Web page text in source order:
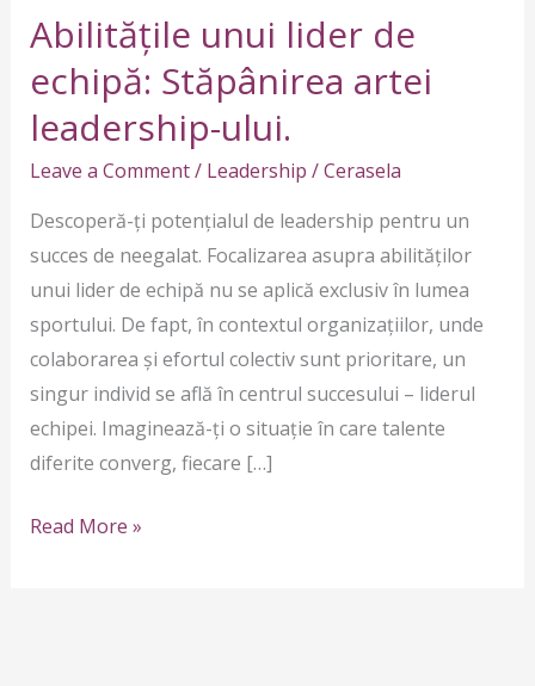
Abilitățile unui lider de
echipă: Stăpânirea artei
leadership-ului.
Leave a Comment/ Leadership /Cerasela
Descoperă-ți potențialul de leadership pentru un
succes de neegalat. Focalizarea asupra abilităților
unui lider de echipă nu se aplică exclusiv în lumea
sportului. De fapt, în contextul organizațiilor, unde
colaborarea și efortul colectiv sunt prioritare, un
singur individ se află în centrul succesului – liderul
echipei. Imaginează-ți o situație în care talente
diferite converg, fiecare […]
lider
echipă:
Stăpânirea
artei
Read More »